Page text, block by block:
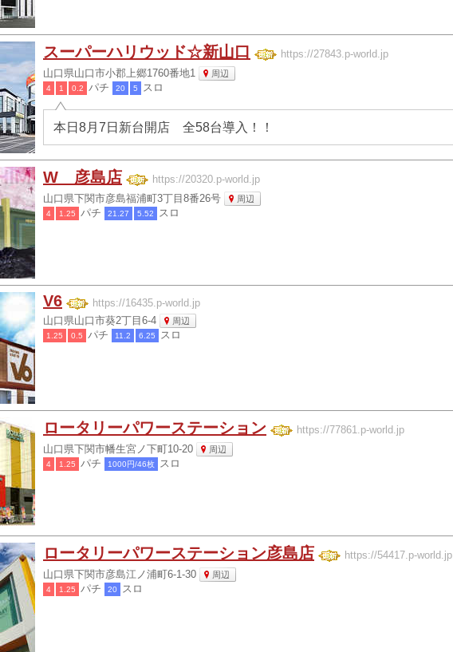
スーパーハリウッド☆新山口 https://27843.p-world.jp
山口県山口市小郡上郷1760番地1 周辺
4 1 0.2 パチ 20 5 スロ
本日8月7日新台開店 全58台導入！！
W 彦島店 https://20320.p-world.jp
山口県下関市彦島福浦町3丁目8番26号 周辺
4 1.25 パチ 21.27 5.52 スロ
V6 https://16435.p-world.jp
山口県山口市葵2丁目6-4
周辺
1.25 0.5 パチ 11.2 6.25 スロ
ロータリーパワーステーション https://77861.p-world.jp
山口県下関市幡生宮ノ下町10-20 周辺
4 1.25 パチ 1000円/46枚 スロ
ロータリーパワーステーション彦島店 https://54417.p-world.jp
山口県下関市彦島江ノ浦町6-1-30 周辺
4 1.25 パチ 20 スロ